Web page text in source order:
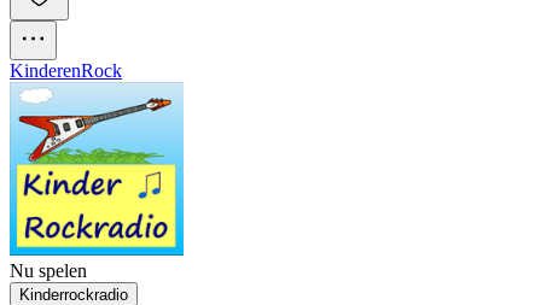
KinderenRock
Nu spelen
Kinderrockradio